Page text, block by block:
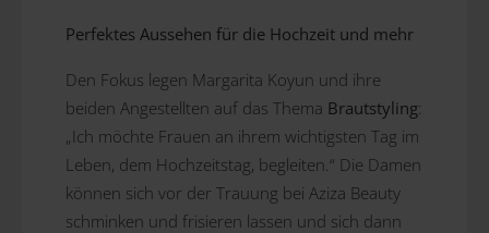
Perfektes Aussehen für die Hochzeit und mehr
Den Fokus legen Margarita Koyun und ihre
beiden Angestellten auf das Thema Brautstyling:
„Ich möchte Frauen an ihrem wichtigsten Tag im
Leben, dem Hochzeitstag, begleiten.“ Die Damen
können sich vor der Trauung bei Aziza Beauty
schminken und frisieren lassen und sich dann